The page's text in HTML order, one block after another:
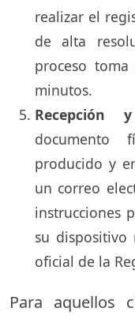
realizar el
de alta
proceso
minutos.
Recepción
documento
producido y
un correo
instrucciones
su
oficial de la
Para aquellos